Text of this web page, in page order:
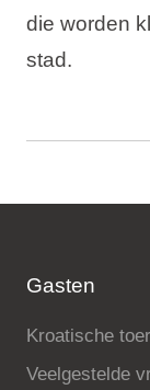
die worden
stad.
Gasten
Kroatische
Veelgestelde